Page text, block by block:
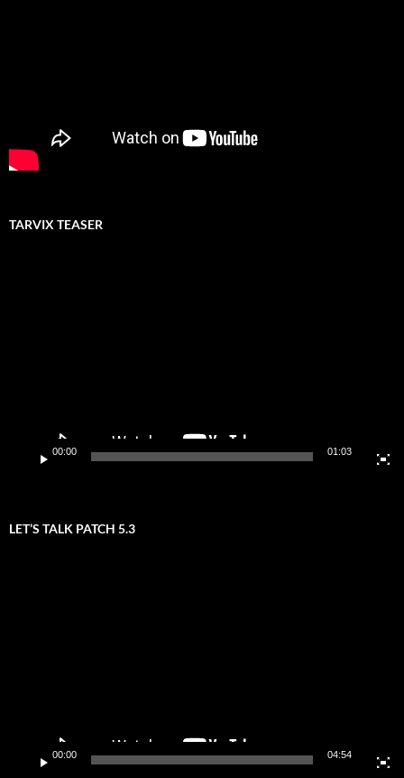
TARVIX TEASER
00:00 01:03
LET’S TALK PATCH 5.3
00:00 04:54